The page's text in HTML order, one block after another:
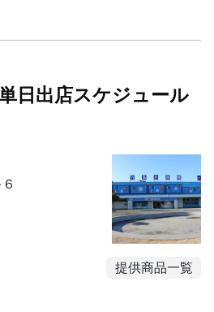
日出店スケジュール
提供商品一覧